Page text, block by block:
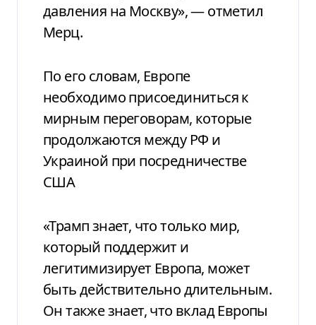
давления на Москву», — отметил
Мерц.
По его словам, Европе
необходимо присоединиться к
мирным переговорам, которые
продолжаются между РФ и
Украиной при посредничестве
США
«Трамп знает, что только мир,
который поддержит и
легитимизирует Европа, может
быть действительно длительным.
Он также знает, что вклад Европы